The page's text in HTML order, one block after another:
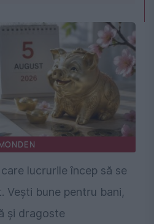
lucrurile încep să se
Vești bune pentru bani,
și dragoste